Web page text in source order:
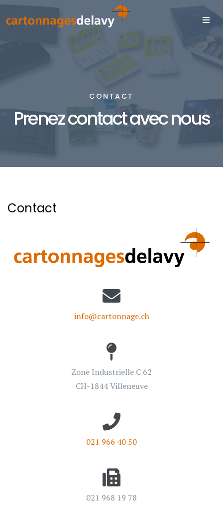
CONTACT
Prenez contact avec nous
Contact
info@cartonnage.ch
Zone Industrielle C 62
CH-1844 Villeneuve
021 966 40 50
021 968 19 78